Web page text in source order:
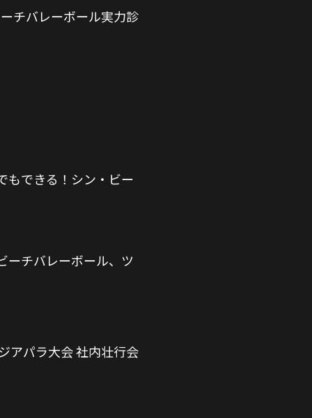
チバレーボール実力診
もできる！シン・ビー
ーチバレーボール、ツ
アパラ大会 社内壮行会